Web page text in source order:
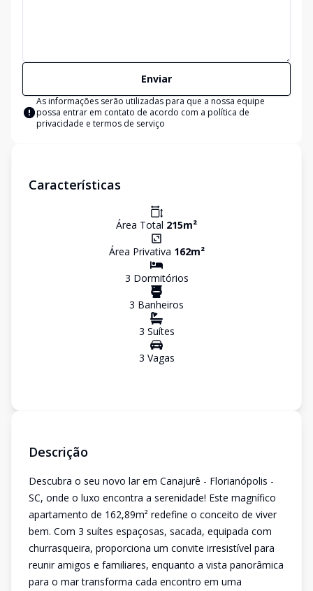
Enviar
As informações serão utilizadas para que a nossa equipe
possa entrar em contato de acordo com a política de
privacidade e termos de serviço
Características
Área Total 215m²
Área Privativa 162m²
3 Dormitórios
3 Banheiros
3 Suítes
3 Vagas
Descrição
Descubra o seu novo lar em Canajurê - Florianópolis -
SC, onde o luxo encontra a serenidade! Este magnífico
apartamento de 162,89m² redefine o conceito de viver
bem. Com 3 suítes espaçosas, sacada, equipada com
churrasqueira, proporciona um convite irresistível para
reunir amigos e familiares, enquanto a vista panorâmica
para o mar transforma cada encontro em uma